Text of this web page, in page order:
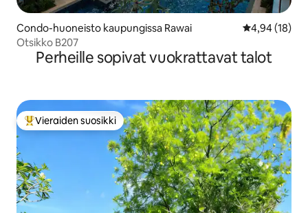
Condo-huoneisto kaupungissa Rawai
4,94 (18)
Otsikko B207
Perheille sopivat vuokrattavat talot
Vieraiden suosikkien parhaimmistoa
Vieraiden suosikki